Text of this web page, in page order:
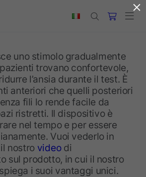
uno stimolo gradualmente
trovano confortevole,
l’ansia durante il test. È
anteriori che quelli posteriori
fili lo rende facile da
ristretti. Il dispositivo è
nel tempo e per essere
Vuoi vederlo in
nostro videodi
sul prodotto, in cui il nostro
i suoi vantaggi unici.
×